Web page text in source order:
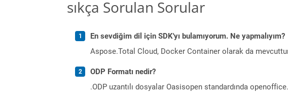
sıkça Sorulan Sorular
En sevdiğim dil için SDK'yı bulamıyorum. Ne yapmalıyım?
Aspose.Total Cloud, Docker Container olarak da
ODP Formatı nedir?
.ODP uzantılı dosyalar Oasisopen standardında